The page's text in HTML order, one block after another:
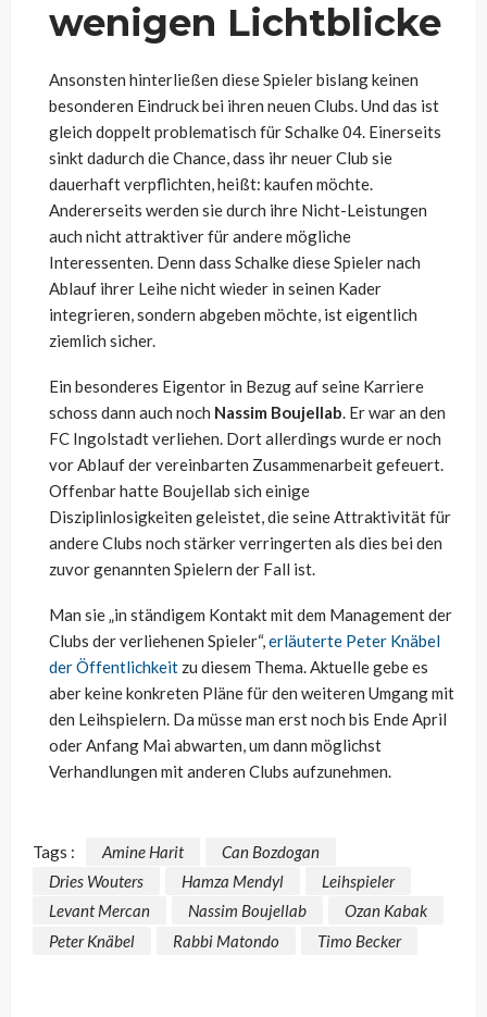
wenigen Lichtblicke
Ansonsten hinterließen diese Spieler bislang keinen
besonderen Eindruck bei ihren neuen Clubs. Und das ist
gleich doppelt problematisch für Schalke 04. Einerseits
sinkt dadurch die Chance, dass ihr neuer Club sie
dauerhaft verpflichten, heißt: kaufen möchte.
Andererseits werden sie durch ihre Nicht-Leistungen
auch nicht attraktiver für andere mögliche
Interessenten. Denn dass Schalke diese Spieler nach
Ablauf ihrer Leihe nicht wieder in seinen Kader
integrieren, sondern abgeben möchte, ist eigentlich
ziemlich sicher.
Ein besonderes Eigentor in Bezug auf seine Karriere
schoss dann auch noch Nassim Boujellab. Er war an den
FC Ingolstadt verliehen. Dort allerdings wurde er noch
vor Ablauf der vereinbarten Zusammenarbeit gefeuert.
Offenbar hatte Boujellab sich einige
Disziplinlosigkeiten geleistet, die seine Attraktivität für
andere Clubs noch stärker verringerten als dies bei den
zuvor genannten Spielern der Fall ist.
Man sie „in ständigem Kontakt mit dem Management der
Clubs der verliehenen Spieler“,erläuterte Peter Knäbel
der Öffentlichkeit zu diesem Thema. Aktuelle gebe es
aber keine konkreten Pläne für den weiteren Umgang mit
den Leihspielern. Da müsse man erst noch bis Ende April
oder Anfang Mai abwarten, um dann möglichst
Verhandlungen mit anderen Clubs aufzunehmen.
Tags : Amine Harit
Can Bozdogan
Dries Wouters
Hamza Mendyl
Leihspieler
Levant Mercan
Nassim Boujellab
Ozan Kabak
Peter Knäbel
Rabbi Matondo Timo Becker